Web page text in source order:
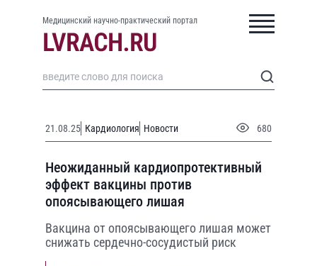
Медицинский научно-практический портал
21.08.25 Кардиология Новости 680
Неожиданный кардиопротективный
эффект вакцины против
опоясывающего лишая
Вакцина от опоясывающего лишая может
снижать сердечно-сосудистый риск